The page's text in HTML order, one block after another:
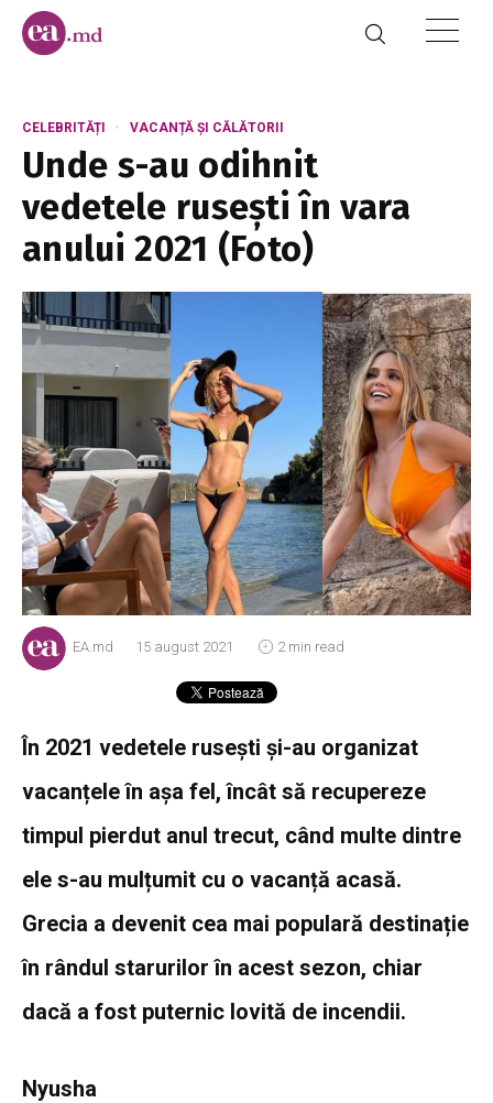
CELEBRITĂȚI VACANȚĂ ȘI CĂLĂTORII
Unde s-au odihnit
vedetele rusești în vara
anului 2021 (Foto)
EA.md 15 august 2021 2 min read
În 2021 vedetele rusești și-au organizat
vacanțele în așa fel, încât să recupereze
timpul pierdut anul trecut, când multe dintre
ele s-au mulțumit cu o vacanță acasă.
Grecia a devenit cea mai populară destinație
în rândul starurilor în acest sezon, chiar
dacă a fost puternic lovită de incendii.
Nyusha